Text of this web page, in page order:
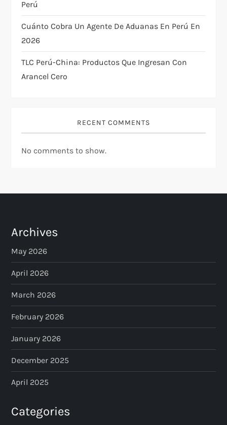
o
n
Perú
Cuánto Cobra Un Agente De Aduanas En Perú En
2026
TLC Perú-China: Productos Que Ingresan Con
Arancel Cero
RECENT COMMENTS
No comments to show.
Archives
May 2026
April 2026
March 2026
February 2026
January 2026
December 2025
April 2025
Categories